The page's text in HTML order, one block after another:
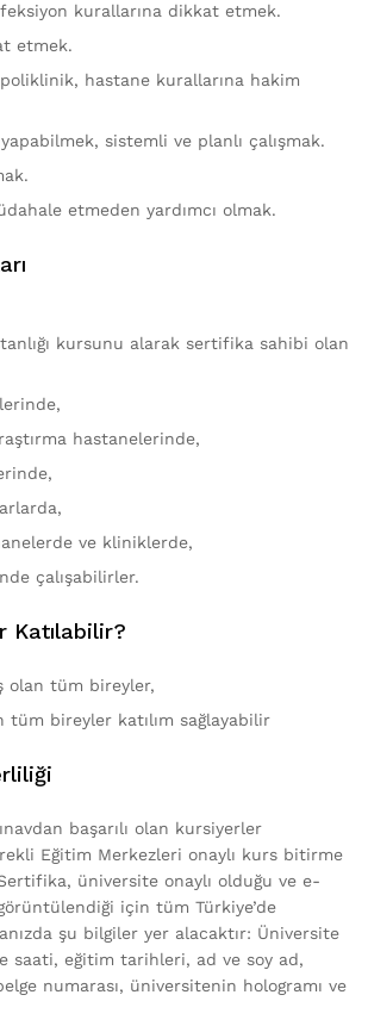
kurallarına dikkat etmek.
etmek.
hastane kurallarına hakim
sistemli ve planlı çalışmak.
etmeden yardımcı olmak.
kursunu alarak sertifika sahibi olan
hastanelerinde,
ve kliniklerde,
çalışabilirler.
Katılabilir?
olan tüm bireyler,
tüm bireyler katılım sağlayabilir
başarılı olan kursiyerler
Eğitim Merkezleri onaylı kurs bitirme
üniversite onaylı olduğu ve e-
için tüm Türkiye’de
şu bilgiler yer alacaktır: Üniversite
saati, eğitim tarihleri, ad ve soy ad,
numarası, üniversitenin hologramı ve